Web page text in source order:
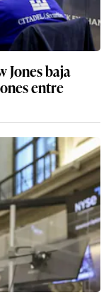
Jones baja
entre